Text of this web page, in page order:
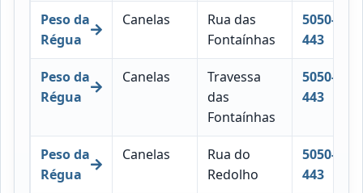
Peso da
Régua
Canelas
Rua das
Fontaínhas
5050-
443
Peso da
Régua
Canelas
Travessa
das
Fontaínhas
5050-
443
Peso da
Régua
Canelas
Rua do
Redolho
5050-
443